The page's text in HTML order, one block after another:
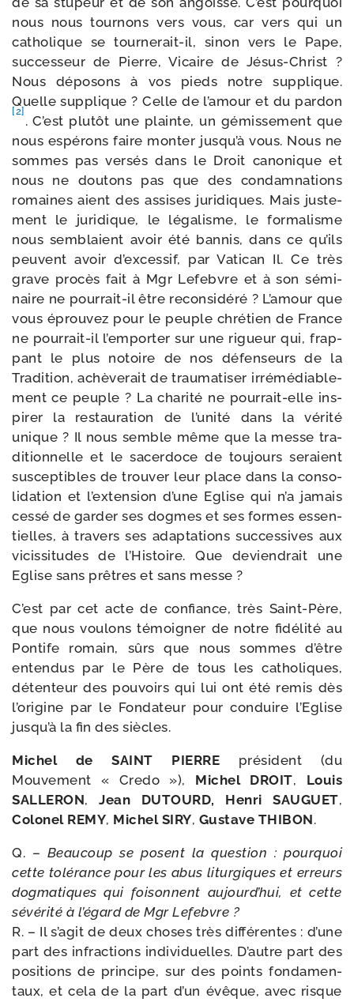
nous nous tour­nons vers vous, car vers qui un
catho­lique se tournerait-​il, sinon vers le Pape,
suc­ces­seur de Pierre, Vicaire de Jésus-​Christ ?
Nous dépo­sons à vos pieds notre sup­plique.
Quelle sup­plique ? Celle de l’a­mour et du par­don
[2]
. C’est plu­tôt une plainte, un gémis­se­ment que
nous espé­rons faire mon­ter jus­qu’à vous. Nous ne
sommes pas ver­sés dans le Droit cano­nique et
nous ne dou­tons pas que des condam­na­tions
romaines aient des assises juri­diques. Mais jus­te­
ment le juri­dique, le léga­lisme, le for­ma­lisme
nous sem­blaient avoir été ban­nis, dans ce qu’ils
peuvent avoir d’ex­ces­sif, par Vatican Il. Ce très
grave pro­cès fait à Mgr Lefebvre et à son sémi­
naire ne pourrait-​il être recon­si­dé­ré ? L’amour que
vous éprou­vez pour le peuple chré­tien de France
ne pourrait-​il l’emporter sur une rigueur qui, frap­
pant le plus notoire de nos défen­seurs de la
Tradition, achè­ve­rait de trau­ma­ti­ser irré­mé­dia­ble­
ment ce peuple ? La cha­ri­té ne pourrait-​elle ins­
pi­rer la res­tau­ra­tion de l’u­ni­té dans la véri­té
unique ? Il nous semble même que la messe tra­
di­tion­nelle et le sacer­doce de tou­jours seraient
sus­cep­tibles de trou­ver leur place dans la conso­
li­da­tion et l’ex­ten­sion d’une Eglise qui n’a jamais
ces­sé de gar­der ses dogmes et ses formes essen­
tielles, à tra­vers ses adap­ta­tions suc­ces­sives aux
vicis­si­tudes de l’Histoire. Que devien­drait une
Eglise sans prêtres et sans messe ?
C’est par cet acte de confiance, très Saint-​Père,
que nous vou­lons témoi­gner de notre fidé­li­té au
Pontife romain, sûrs que nous sommes d’être
enten­dus par le Père de tous les catho­liques,
déten­teur des pou­voirs qui lui ont été remis dès
l’o­ri­gine par le Fondateur pour conduire l’Eglise
jus­qu’à la fin des siècles.
Michel de SAINT PIERRE pré­sident (du
Mouvement « Credo »), Michel DROIT, Louis
SALLERON, Jean DUTOURD, Henri SAUGUET,
Colonel REMY, Michel SIRY, Gustave THIBON.
Q. – Beaucoup se posent la ques­tion : pour­quoi
cette tolé­rance pour les abus litur­giques et erreurs
dog­ma­tiques qui foi­sonnent aujourd’­hui, et cette
sévé­ri­té à l’é­gard de Mgr Lefebvre ?
R. – Il s’a­git de deux choses très dif­fé­rentes : d’une
part des infrac­tions indi­vi­duelles. D’autre part des
posi­tions de prin­cipe, sur des points fon­da­men­
taux, et cela de la part d’un évêque, avec risque